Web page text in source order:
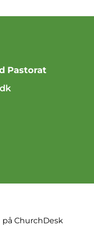
Pastorat
på ChurchDesk